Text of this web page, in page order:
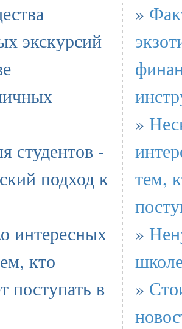
экскурсий
студентов -
подход к
интересных
кто
поступать в
»
»
тем,
»
»